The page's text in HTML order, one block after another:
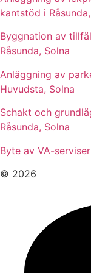
kantstöd i
Byggnation av
Råsunda, Solna
Anläggning av
Huvudsta, Solna
Schakt och
Råsunda, Solna
Byte av VA-
© 2026